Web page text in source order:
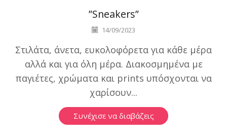
”Sneakers”
14/09/2023
Στιλάτα, άνετα, ευκολοφόρετα για κάθε μέρα
αλλά και για όλη μέρα. Διακοσμημένα με
παγιέτες, χρώματα και prints υπόσχονται να
χαρίσουν...
Συνέχισε να διαβάζεις